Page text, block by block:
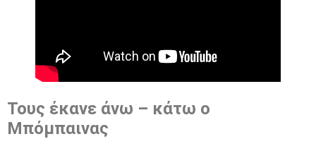
Τους έκανε άνω – κάτω ο
Μπόμπαινας